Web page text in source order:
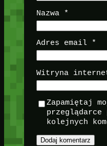
Nazwa *
Adres email *
Witryna
Zapamiętaj
przeglądarce
kolejnych